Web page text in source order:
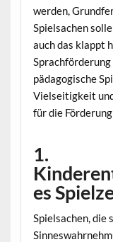
werden,
Spielsachen
auch das klappt
Sprachförderung
pädagogische
Vielseitigkeit
für die
1.
es
Spielsachen, die